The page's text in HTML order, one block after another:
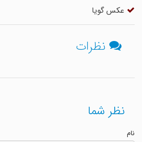
عکس گویا
نظرات
نظر شما